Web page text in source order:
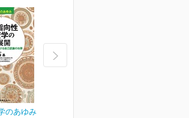
のあゆみ」自己